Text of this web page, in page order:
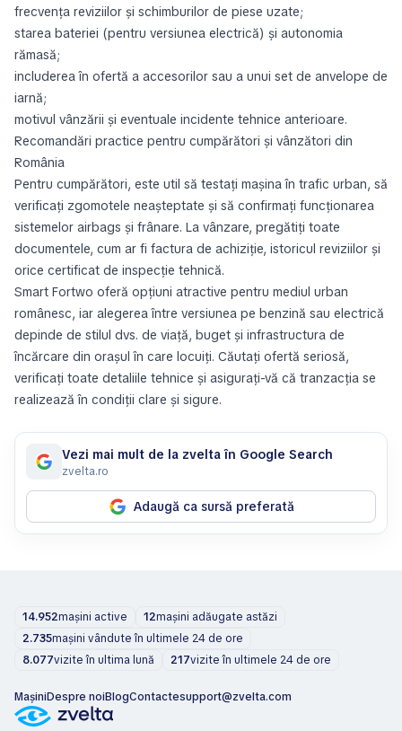
frecvența reviziilor și schimburilor de piese uzate;
starea bateriei (pentru versiunea electrică) și autonomia
rămasă;
includerea în ofertă a accesorilor sau a unui set de anvelope de
iarnă;
motivul vânzării și eventuale incidente tehnice anterioare.
Recomandări practice pentru cumpărători și vânzători din
România
Pentru cumpărători, este util să testați mașina în trafic urban, să
verificați zgomotele neașteptate și să confirmați funcționarea
sistemelor airbags și frânare. La vânzare, pregătiți toate
documentele, cum ar fi factura de achiziție, istoricul reviziilor și
orice certificat de inspecție tehnică.
Smart Fortwo oferă opțiuni atractive pentru mediul urban
românesc, iar alegerea între versiunea pe benzină sau electrică
depinde de stilul dvs. de viață, buget și infrastructura de
încărcare din orașul în care locuiți. Căutați ofertă seriosă,
verificați toate detaliile tehnice și asigurați-vă că tranzacția se
realizează în condiții clare și sigure.
Vezi mai mult de la zvelta în Google Search
zvelta.ro
Adaugă ca sursă preferată
14.952mașini active 12mașini adăugate astăzi
2.735mașini vândute în ultimele 24 de ore
8.077vizite în ultima lună 217vizite în ultimele 24 de ore
MașiniDespre noiBlogContactesupport@zvelta.com